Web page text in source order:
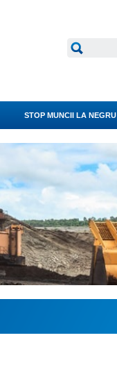
STOP MUNCII LA NEGRU